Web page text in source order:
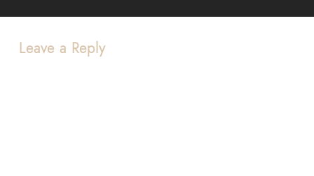
Leave a Reply